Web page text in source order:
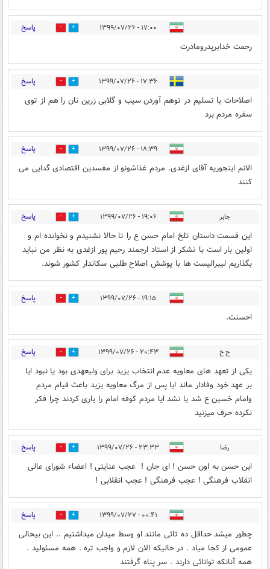
۱۷:۰۰ - ۱۳۹۹/۰۷/۲۶ 15 پاسخ
رحمت خدابرپدرومادرت
۱۷:۳۶ - ۱۳۹۹/۰۷/۲۶ 25 پاسخ
اصلاحات با تسلیم در توهم آوردن سیب و گلابی زرین نان را هم از توی
سفره مردم برد
۱۸:۳۹ - ۱۳۹۹/۰۷/۲۶ 6 پاسخ
الانم اینجوریه آقای ازغدی. مردم غذاشونو از مفسدین اقتصادی گدایی می
کنند
جابر ۱۹:۰۶ - ۱۳۹۹/۰۷/۲۶ 19 پاسخ
این قسمت داستان تلخ امام حسن ع را تا حالا نشنیدم و نخوانده ام و
اولین بار است با تشکر از استاد ارجمند رحیم پور ازغدی به نظر من نباید
بگذاریم لیبرالیست ها با پوشش اصلاح طلبی سکاندار کشور شوند.
۱۹:۱۵ - ۱۳۹۹/۰۷/۲۶ 3 پاسخ
احسنت.
ح خ ۲۰:۴۳ - ۱۳۹۹/۰۷/۲۶ 16 پاسخ
یکی از تعهد های معاویه عدم انتخاب یزید برای ولیعهدی بود یا نبود ایا
بر عهد خود وفادار ماند ایا پس از مرگ معاویه یزید باعث قیام مردم
وامام خسین ع شد یا نشد ایا مردم کوفه امام را یاری کردند چرا فکر
نکرده حرف میزنید
رضا ۲۳:۳۳ - ۱۳۹۹/۰۷/۲۶ 2 پاسخ
اين حسن به اون حسن ! اى جان ! عجب عنايتى ! اعضاء شوراى عالى
انقلاب فرهنگى ! عجب فرهنگى ! عجب انقلابى !
۰۰:۴۱ - ۱۳۹۹/۰۷/۲۷ 0 پاسخ
چطور میشد حداقل ده تائی مانند او وسط میدان میداشتیم .. این بیحالی
عمومی از کجا میاد . در حالیکه الان لازم و واجب تره . همه مسئولید .
همه آنانکه توانائی دارند . سر پناه گرفتند